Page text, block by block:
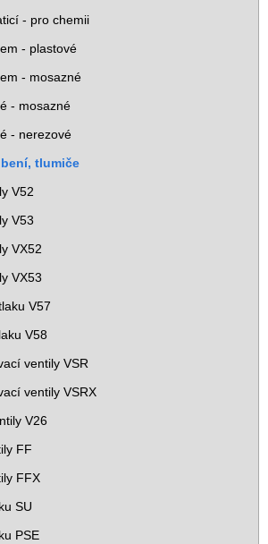
- pro chemii
- plastové
- mosazné
- mosazné
- nerezové
tlumiče
V52
V53
VX52
VX53
V57
V58
ventily VSR
ventily VSRX
V26
FF
FFX
SU
PSE